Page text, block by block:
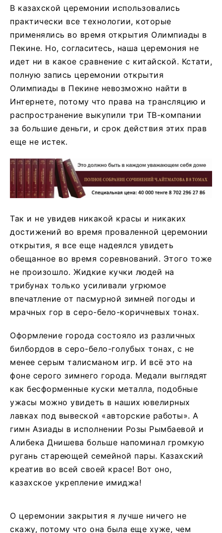
В казахской церемонии использовались
практически все технологии, которые
применялись во время открытия Олимпиады в
Пекине. Но, согласитесь, наша церемония не
идет ни в какое сравнение с китайской. Кстати,
полную запись церемонии открытия
Олимпиады в Пекине невозможно найти в
Интернете, потому что права на трансляцию и
распространение выкупили три ТВ-компании
за большие деньги, и срок действия этих прав
еще не истек.
Так и не увидев никакой красы и никаких
достижений во время проваленной церемонии
открытия, я все еще надеялся увидеть
обещанное во время соревнований. Этого тоже
не произошло. Жидкие кучки людей на
трибунах только усиливали угрюмое
впечатление от пасмурной зимней погоды и
мрачных гор в серо-бело-коричневых тонах.
Оформление города состояло из различных
билбордов в серо-бело-голубых тонах, с не
менее серым талисманом игр. И всё это на
фоне серого зимнего города. Медали выглядят
как бесформенные куски металла, подобные
ужасы можно увидеть в наших ювелирных
лавках под вывеской «авторские работы». А
гимн Азиады в исполнении Розы Рымбаевой и
Алибека Днишева больше напоминал громкую
ругань стареющей семейной пары. Казахский
креатив во всей своей красе! Вот оно,
казахское укрепление имиджа!
О церемонии закрытия я лучше ничего не
скажу, потому что она была еще хуже, чем